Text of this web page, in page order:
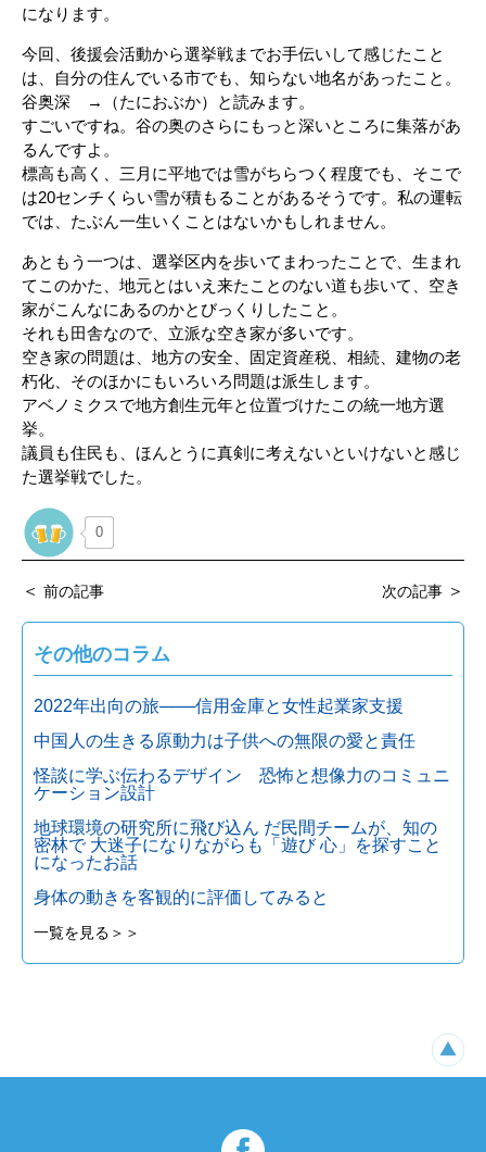
になります。
今回、後援会活動から選挙戦までお手伝いして感じたこと
は、自分の住んでいる市でも、知らない地名があったこと。
谷奥深 →（たにおぶか）と読みます。
すごいですね。谷の奥のさらにもっと深いところに集落があ
るんですよ。
標高も高く、三月に平地では雪がちらつく程度でも、そこで
は20センチくらい雪が積もることがあるそうです。私の運転
では、たぶん一生いくことはないかもしれません。
あともう一つは、選挙区内を歩いてまわったことで、生まれ
てこのかた、地元とはいえ来たことのない道も歩いて、空き
家がこんなにあるのかとびっくりしたこと。
それも田舎なので、立派な空き家が多いです。
空き家の問題は、地方の安全、固定資産税、相続、建物の老
朽化、そのほかにもいろいろ問題は派生します。
アベノミクスで地方創生元年と位置づけたこの統一地方選
挙。
議員も住民も、ほんとうに真剣に考えないといけないと感じ
た選挙戦でした。
0
＜ 前の記事 次の記事 ＞
その他のコラム
2022年出向の旅───信用金庫と女性起業家支援
中国人の生きる原動力は子供への無限の愛と責任
怪談に学ぶ伝わるデザイン 恐怖と想像力のコミュニ
ケーション設計
地球環境の研究所に飛び込ん だ民間チームが、知の
密林で 大迷子になりながらも「遊び 心」を探すこと
になったお話
身体の動きを客観的に評価してみると
一覧を見る＞＞